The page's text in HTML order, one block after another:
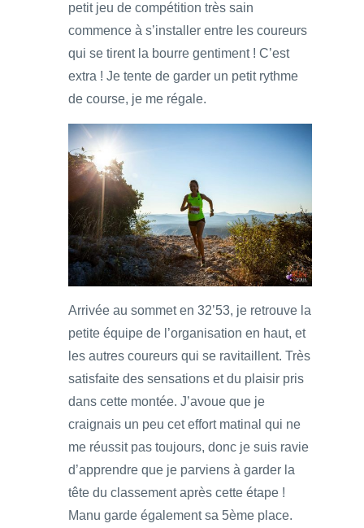
petit jeu de compétition très sain
commence à s’installer entre les coureurs
qui se tirent la bourre gentiment ! C’est
extra ! Je tente de garder un petit rythme
de course, je me régale.
Arrivée au sommet en 32’53, je retrouve la
petite équipe de l’organisation en haut, et
les autres coureurs qui se ravitaillent. Très
satisfaite des sensations et du plaisir pris
dans cette montée. J’avoue que je
craignais un peu cet effort matinal qui ne
me réussit pas toujours, donc je suis ravie
d’apprendre que je parviens à garder la
tête du classement après cette étape !
Manu garde également sa 5ème place.